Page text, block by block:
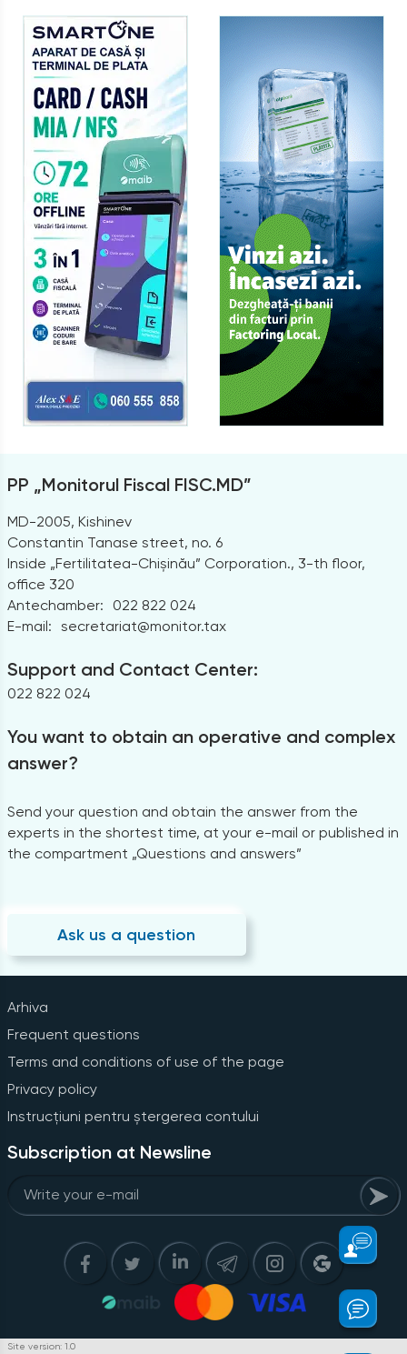
PP „Monitorul Fiscal FISC.MD”
MD-2005, Kishinev
Constantin Tanase street, no. 6
Inside „Fertilitatea-Chișinău” Corporation., 3-th floor,
office 320
Antechamber:
022 822 024
E-mail: secretariat@monitor.tax
Support and Contact Center:
022 822 024
You want to obtain an operative and complex
answer?
Send your question and obtain the answer from the
experts in the shortest time, at your e-mail or published in
the compartment „Questions and answers”
Ask us a question
Arhiva
Frequent questions
Terms and conditions of use of the page
Privacy policy
Instrucțiuni pentru ștergerea contului
Subscription at Newsline
Site version: 1.0